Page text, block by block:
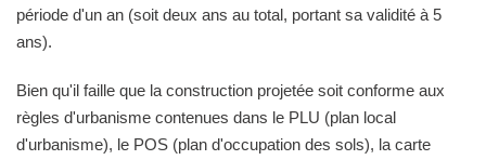
période d'un an (soit deux ans au total, portant sa validité à 5
ans).
Bien qu'il faille que la construction projetée soit conforme aux
règles d'urbanisme contenues dans le PLU (plan local
d'urbanisme), le POS (plan d'occupation des sols), la carte